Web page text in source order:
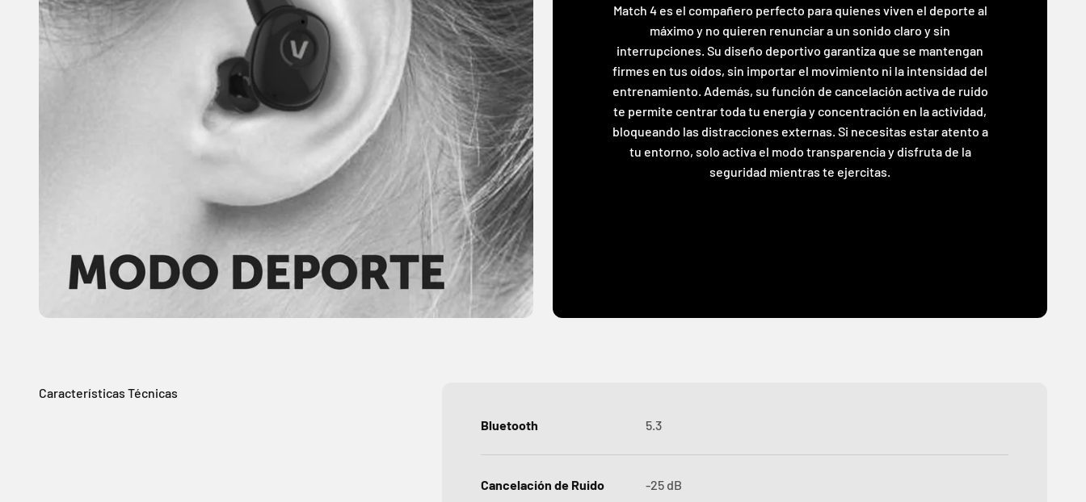
Match 4 es el compañero perfecto para quienes viven el deporte al
máximo y no quieren renunciar a un sonido claro y sin
interrupciones. Su diseño deportivo garantiza que se mantengan
firmes en tus oídos, sin importar el movimiento ni la intensidad del
entrenamiento. Además, su función de cancelación activa de ruido
te permite centrar toda tu energía y concentración en la actividad,
bloqueando las distracciones externas. Si necesitas estar atento a
tu entorno, solo activa el modo transparencia y disfruta de la
seguridad mientras te ejercitas.
Características Técnicas
Bluetooth 5.3
Cancelación de Ruido -25 dB